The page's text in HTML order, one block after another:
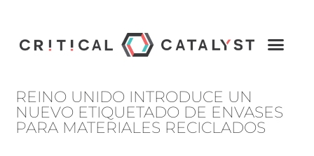
REINO UNIDO INTRODUCE UN
NUEVO ETIQUETADO DE ENVASES
PARA MATERIALES RECICLADOS